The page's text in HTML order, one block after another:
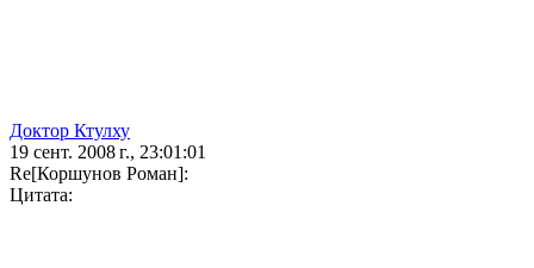
Доктор Ктулху
19 сент. 2008 г., 23:01:01
Re[Коршунов Роман]:
Цитата: